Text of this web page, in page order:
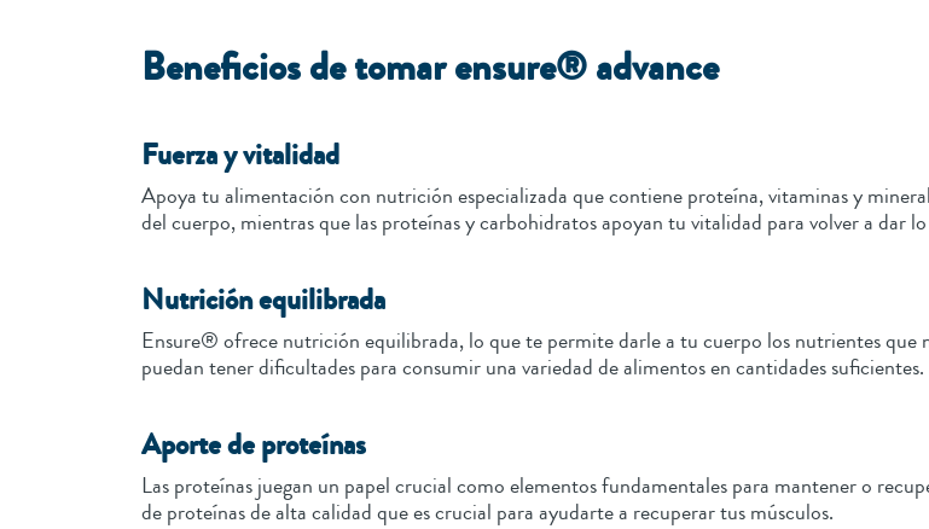
Beneficios de tomar ensure® advance
Fuerza y vitalidad
Apoya tu alimentación con nutrición especializada que contiene proteína, vitaminas y
del cuerpo, mientras que las proteínas y carbohidratos apoyan tu vitalidad para volver a dar
Nutrición equilibrada
Ensure® ofrece nutrición equilibrada, lo que te permite darle a tu cuerpo los nutrientes que
puedan tener dificultades para consumir una variedad de alimentos en cantidades suficientes.
Aporte de proteínas
Las proteínas juegan un papel crucial como elementos fundamentales para mantener o
de proteínas de alta calidad que es crucial para ayudarte a recuperar tus músculos.